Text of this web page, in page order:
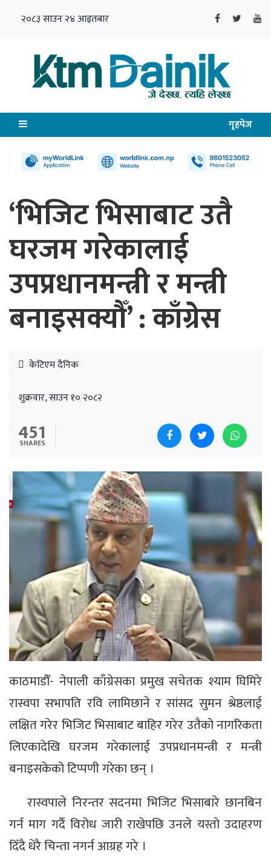
२०८३ साउन २४ आइतबार
गृहपेज
‘भिजिट भिसाबाट उतै
घरजम गरेकालाई
उपप्रधानमन्त्री र मन्त्री
बनाइसक्यौँ’ : काँग्रेस
केटिएम दैनिक
शुक्रवार, साउन १० २०८२
451
SHARES
काठमाडौँ- नेपाली काँग्रेसका प्रमुख सचेतक श्याम घिमिरे
रास्वपा सभापति रवि लामिछाने र सांसद सुमन श्रेष्ठलाई
लक्षित गरेर भिजिट भिसाबाट बाहिर गरेर उतैको नागरिकता
लिएकादेखि घरजम गरेकालाई उपप्रधानमन्त्री र मन्त्री
बनाइसकेको टिप्पणी गरेका छन् ।
रास्वपाले निरन्तर सदनमा भिजिट भिसाबारे छानबिन
गर्न माग गर्दै विरोध जारी राखेपछि उनले यस्तो उदाहरण
दिँदै धेरै चिन्ता नगर्न आग्रह गरे ।